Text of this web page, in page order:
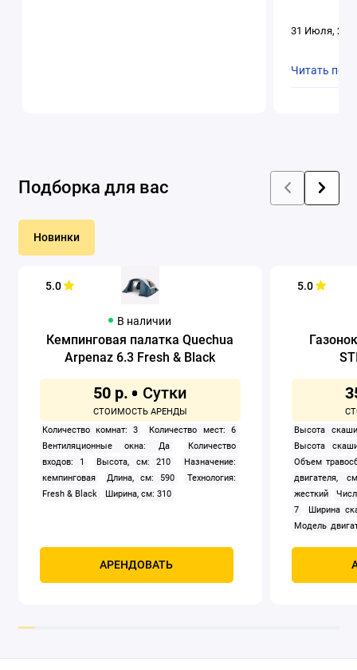
31 Июля,
Читать
Подборка для вас
Новинки
5.0
В наличии
Кемпинговая палатка Quechua
Arpenaz 6.3 Fresh & Black
50 р.
Количество комнат: 3
Количество мест: 6
Вентиляционные окна: Да
Количество
входов: 1
Высота, см: 210
Назначение:
кемпинговая
Длина, см: 590
Технология:
Fresh & Black
Ширина, см: 310
АРЕНДОВАТЬ
5.0
Высота
Высота
Объем
двигателя,
жесткий
7
Ширина
Модель